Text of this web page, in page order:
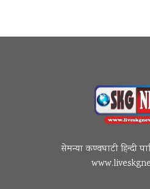
सेमन्या कण्वघाटी हिन्दी